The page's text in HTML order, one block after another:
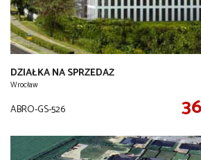
DZIAŁKA NA SPRZEDAŻ
Wrocław
ABRO-GS-526